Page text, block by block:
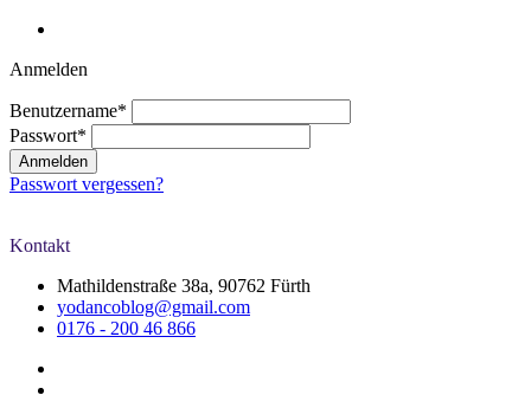
Anmelden
Benutzername*
Passwort*
Passwort vergessen?
Kontakt
Mathildenstraße 38a, 90762 Fürth
yodancoblog@gmail.com
0176 - 200 46 866